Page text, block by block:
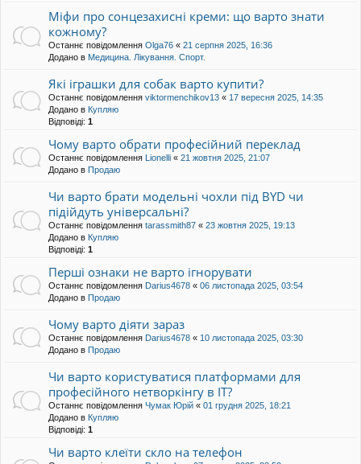
Міфи про сонцезахисні креми: що варто знати
кожному?
Останнє повідомлення Olga76 « 21 серпня 2025, 16:36
Додано в Медицина. Лікування. Спорт.
Які іграшки для собак варто купити?
Останнє повідомлення viktormenchikov13 « 17 вересня 2025, 14:35
Додано в Купляю
Відповіді: 1
Чому варто обрати професійний переклад
Останнє повідомлення Lionelli « 21 жовтня 2025, 21:07
Додано в Продаю
Чи варто брати модельні чохли під BYD чи
підійдуть універсальні?
Останнє повідомлення tarassmith87 « 23 жовтня 2025, 19:13
Додано в Купляю
Відповіді: 1
Перші ознаки не варто ігнорувати
Останнє повідомлення Darius4678 « 06 листопада 2025, 03:54
Додано в Продаю
Чому варто діяти зараз
Останнє повідомлення Darius4678 « 10 листопада 2025, 03:30
Додано в Продаю
Чи варто користуватися платформами для
професійного нетворкінгу в ІТ?
Останнє повідомлення Чумак Юрій « 01 грудня 2025, 18:21
Додано в Купляю
Відповіді: 1
Чи варто клеїти скло на телефон